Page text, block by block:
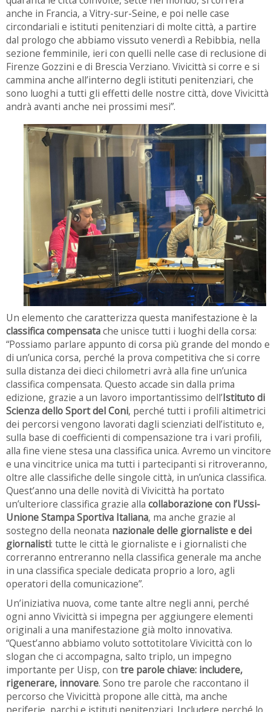
anche in Francia, a Vitry-sur-Seine, e poi nelle case
circondariali e istituti penitenziari di molte città, a partire
dal prologo che abbiamo vissuto venerdì a Rebibbia, nella
sezione femminile, ieri con quelli nelle case di reclusione di
Firenze Gozzini e di Brescia Verziano. Vivicittà si corre e si
cammina anche all’interno degli istituti penitenziari, che
sono luoghi a tutti gli effetti delle nostre città, dove Vivicittà
andrà avanti anche nei prossimi mesi”.
Un elemento che caratterizza questa manifestazione è la
classifica compensatache unisce tutti i luoghi della corsa:
“Possiamo parlare appunto di corsa più grande del mondo e
di un’unica corsa, perché la prova competitiva che si corre
sulla distanza dei dieci chilometri avrà alla fine un’unica
classifica compensata. Questo accade sin dalla prima
edizione, grazie a un lavoro importantissimo dell’Istituto di
Scienza dello Sport del Coni, perché tutti i profili altimetrici
dei percorsi vengono lavorati dagli scienziati dell’istituto e,
sulla base di coefficienti di compensazione tra i vari profili,
alla fine viene stesa una classifica unica. Avremo un vincitore
e una vincitrice unica ma tutti i partecipanti si ritroveranno,
oltre alle classifiche delle singole città, in un’unica classifica.
Quest’anno una delle novità di Vivicittà ha portato
un’ulteriore classifica grazie alla collaborazione con l’Ussi-
Unione Stampa Sportiva Italiana, ma anche grazie al
sostegno della neonata nazionale delle giornaliste e dei
giornalisti: tutte le città le giornaliste e i giornalisti che
correranno entreranno nella classifica generale ma anche
in una classifica speciale dedicata proprio a loro, agli
operatori della comunicazione”.
Un’iniziativa nuova, come tante altre negli anni, perché
ogni anno Vivicittà si impegna per aggiungere elementi
originali a una manifestazione già molto innovativa.
“Quest’anno abbiamo voluto sottotitolare Vivicittà con lo
slogan che ci accompagna, salto triplo, un impegno
importante per Uisp, con tre parole chiave: includere,
rigenerare, innovare. Sono tre parole che raccontano il
percorso che Vivicittà propone alle città, ma anche